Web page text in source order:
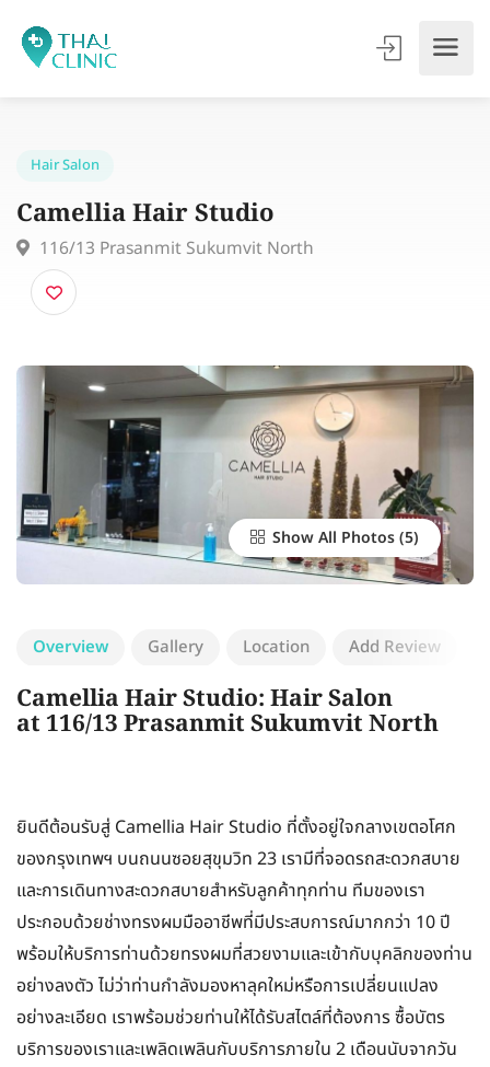
Camellia Hair Studio
116/13 Prasanmit Sukumvit North
Show All Photos
Overview Gallery Location Add Review
Camellia Hair Studio: Hair Salon
at 116/13 Prasanmit Sukumvit North
ยินดีต้อนรับสู่ Camellia Hair Studio ที่ตั้งอยู่ใจกลางเขตอโศก
ของกรุงเทพฯ บนถนนซอยสุขุมวิท 23 เรามีที่จอดรถสะดวกสบาย
และการเดินทางสะดวกสบายสำหรับลูกค้าทุกท่าน ทีมของเรา
ประกอบด้วยช่างทรงผมมืออาชีพที่มีประสบการณ์มากกว่า 10 ปี
พร้อมให้บริการท่านด้วยทรงผมที่สวยงามและเข้ากับบุคลิกของท่าน
อย่างลงตัว ไม่ว่าท่านกำลังมองหาลุคใหม่หรือการเปลี่ยนแปลง
อย่างละเอียด เราพร้อมช่วยท่านให้ได้รับสไตล์ที่ต้องการ ซื้อบัตร
บริการของเราและเพลิดเพลินกับบริการภายใน 2 เดือนนับจากวัน